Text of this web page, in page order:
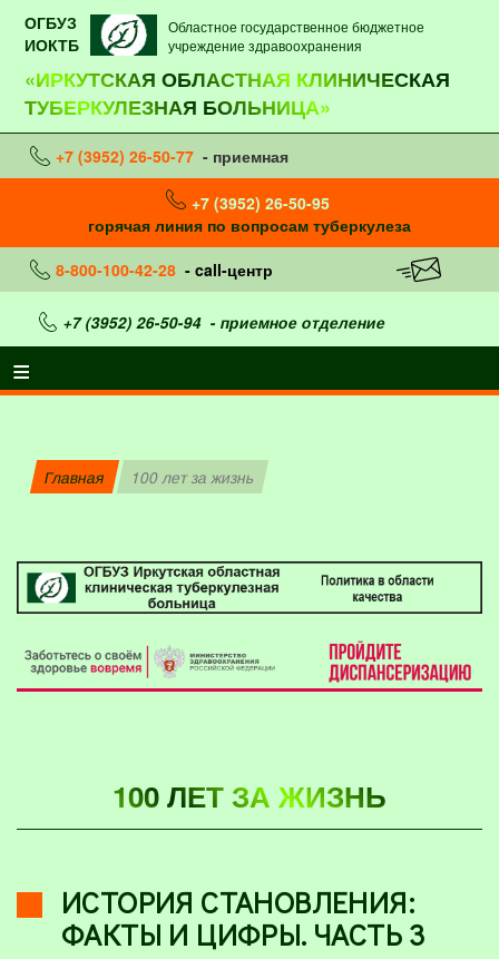
ОГБУЗ
ИОКТБ
Областное государственное бюджетное
учреждение здравоохранения
«ИРКУТСКАЯ ОБЛАСТНАЯ КЛИНИЧЕСКАЯ
ТУБЕРКУЛЕЗНАЯ БОЛЬНИЦА»
+7 (3952) 26-50-77 - приемная
+7 (3952) 26-50-95
горячая линия по вопросам туберкулеза
8-800-100-42-28 - call-центр
+7 (3952) 26-50-94- приемное отделение
Главная 100 лет за жизнь
100 ЛЕТ ЗА ЖИЗНЬ
ИСТОРИЯ СТАНОВЛЕНИЯ:
ФАКТЫ И ЦИФРЫ. ЧАСТЬ 3